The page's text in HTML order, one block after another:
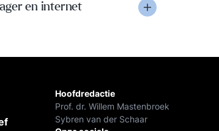
en internet
Hoofdredactie
Prof. dr. Willem Mastenbroek
Sybren van der Schaar